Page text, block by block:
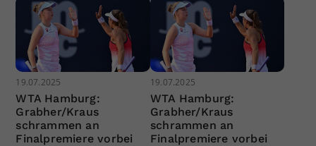
19.07.2025
WTA Hamburg:
Grabher/Kraus
schrammen an
Finalpremiere vorbei
19.07.2025
WTA Hamburg:
Grabher/Kraus
schrammen an
Finalpremiere vorbei